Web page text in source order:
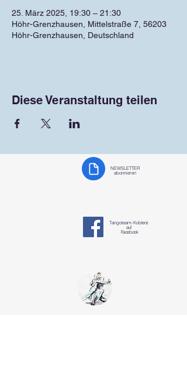
25. März 2025, 19:30 – 21:30
Höhr-Grenzhausen, Mittelstraße 7, 56203
Höhr-Grenzhausen, Deutschland
Diese Veranstaltung teilen
NEWSLETTER
abonnieren
Tangoteam-Koblenz
auf
Facebook